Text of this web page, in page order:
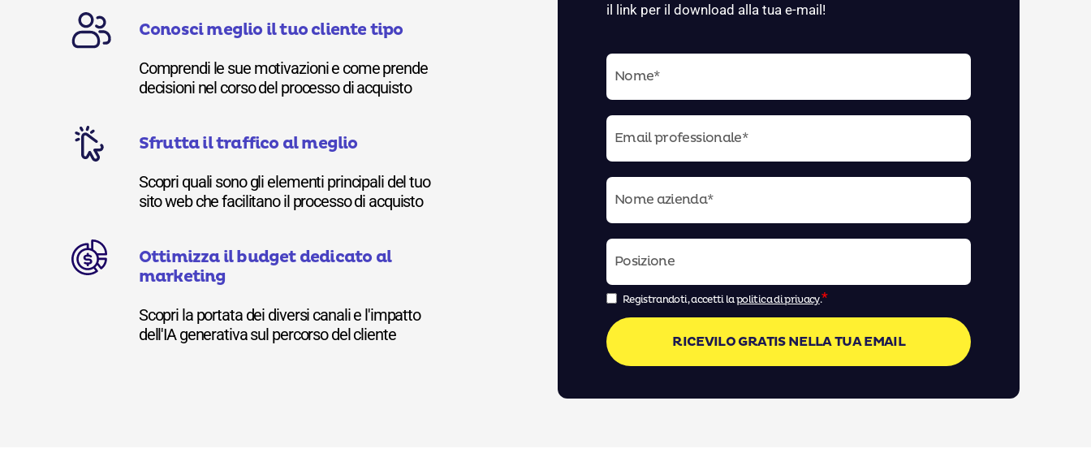
Conosci meglio il tuo cliente tipo
Comprendi le sue motivazioni e come prende
decisioni nel corso del processo di acquisto
Sfrutta il traffico al meglio
Scopri quali sono gli elementi principali del tuo
sito web che facilitano il processo di acquisto
Ottimizza il budget dedicato al
marketing
Scopri la portata dei diversi canali e l'impatto
dell'IA generativa sul percorso del cliente
il link per il download alla tua e-mail!
Registrandoti, accetti lapolitica di privacy.*